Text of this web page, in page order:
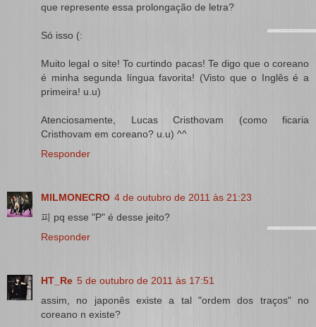
que represente essa prolongação de letra?
Só isso (:
Muito legal o site! To curtindo pacas! Te digo que o coreano
é minha segunda língua favorita! (Visto que o Inglês é a
primeira! u.u)
Atenciosamente, Lucas Cristhovam (como ficaria
Cristhovam em coreano? u.u) ^^
Responder
MILMONECRO 4 de outubro de 2011 às 21:23
피 pq esse "P" é desse jeito?
Responder
HT_Re 5 de outubro de 2011 às 17:51
assim, no japonês existe a tal "ordem dos traços" no
coreano n existe?